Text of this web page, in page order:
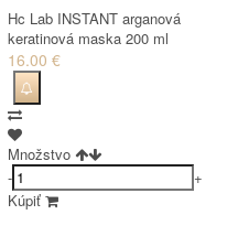
Hc Lab INSTANT arganová
keratinová maska 200 ml
16.00 €
Množstvo
-
+
Kúpiť